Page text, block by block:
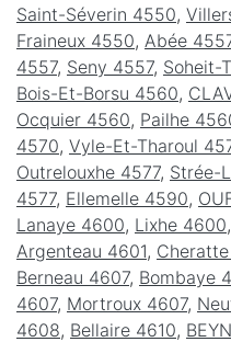
Saint-Séverin 4550,
Fraineux 4550, Abée
4557, Seny 4557, Soheit-
Bois-Et-Borsu 4560,
Ocquier 4560, Pailhe
4570, Vyle-Et-Tharoul
Outrelouxhe 4577, Strée-
4577, Ellemelle 4590,
Lanaye 4600, Lixhe 4600,
Argenteau 4601,
Berneau 4607, Bombaye
4607, Mortroux 4607,
4608, Bellaire 4610,